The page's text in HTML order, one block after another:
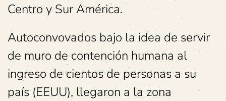
Centro y Sur América.
Autoconvovados bajo la idea de servir
de muro de contención humana al
ingreso de cientos de personas a su
país (EEUU), llegaron a la zona